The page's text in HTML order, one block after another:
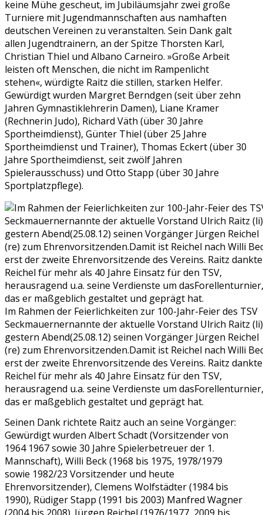
keine Mühe gescheut, im Jubiläumsjahr zwei große
Turniere mit Jugendmannschaften aus namhaften
deutschen Vereinen zu veranstalten. Sein Dank galt
allen Jugendtrainern, an der Spitze Thorsten Karl,
Christian Thiel und Albano Carneiro. »Große Arbeit
leisten oft Menschen, die nicht im Rampenlicht
stehen«, würdigte Raitz die stillen, starken Helfer.
Gewürdigt wurden Margret Berndgen (seit über zehn
Jahren Gymnastiklehrerin Damen), Liane Kramer
(Rechnerin Judo), Richard Väth (über 30 Jahre
Sportheimdienst), Günter Thiel (über 25 Jahre
Sportheimdienst und Trainer), Thomas Eckert (über 30
Jahre Sportheimdienst, seit zwölf Jahren
Spielerausschuss) und Otto Stapp (über 30 Jahre
Sportplatzpflege).
Im Rahmen der Feierlichkeiten zur 100-Jahr-Feier des TSV
Seckmauernernannte der aktuelle Vorstand Ulrich Raitz (li)
gestern Abend(25.08.12) seinen Vorgänger Jürgen Reichel
(re) zum Ehrenvorsitzenden.Damit ist Reichel nach Willi
erst der zweite Ehrenvorsitzende des Vereins. Raitz dankte
Reichel für mehr als 40 Jahre Einsatz für den TSV,
herausragend u.a. seine Verdienste um dasForellenturnier,
das er maßgeblich gestaltet und geprägt hat.
Seinen Dank richtete Raitz auch an seine Vorgänger:
Gewürdigt wurden Albert Schadt (Vorsitzender von
1964 1967 sowie 30 Jahre Spielerbetreuer der 1.
Mannschaft), Willi Beck (1968 bis 1975, 1978/1979
sowie 1982/23 Vorsitzender und heute
Ehrenvorsitzender), Clemens Wolfstädter (1984 bis
1990), Rüdiger Stapp (1991 bis 2003) Manfred Wagner